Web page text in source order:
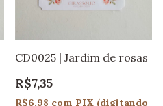
CD0025 | Jardim de rosas
R$7,35
R$6,98 com PIX (digitando